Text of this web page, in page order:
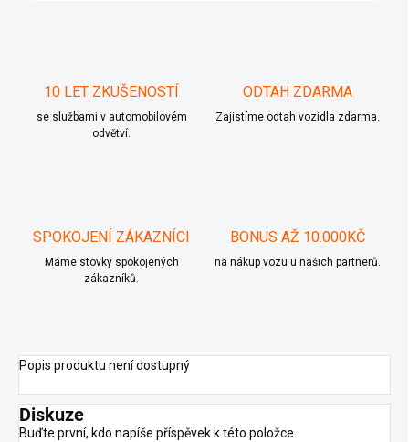
10 LET ZKUŠENOSTÍ
se službami v automobilovém
odvětví.
ODTAH ZDARMA
Zajistíme odtah vozidla zdarma.
SPOKOJENÍ ZÁKAZNÍCI
Máme stovky spokojených
zákazníků.
BONUS AŽ 10.000KČ
na nákup vozu u našich partnerů.
Popis produktu není dostupný
Diskuze
Buďte první, kdo napíše příspěvek k této položce.